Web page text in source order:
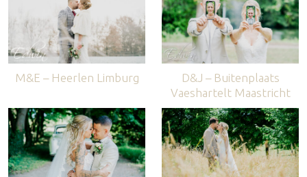
M&E – Heerlen Limburg
D&J – Buitenplaats
Vaeshartelt Maastricht